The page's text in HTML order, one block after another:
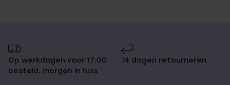
Op werkdagen voor 17:00
besteld, morgen in huis
14 dagen retourneren